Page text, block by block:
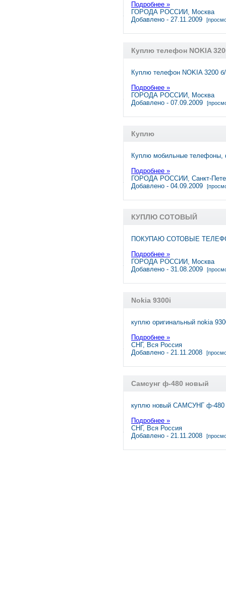
Подробнее »
ГОРОДА РОССИИ, Москва
Добавлено - 27.11.2009
Куплю телефон NOKIA
Куплю телефон NOKIA 3200
Подробнее »
ГОРОДА РОССИИ, Москва
Добавлено - 07.09.2009
Куплю
Куплю мобильные телефоны,
Подробнее »
ГОРОДА РОССИИ, Санкт-
Добавлено - 04.09.2009
КУПЛЮ СОТОВЫЙ
ПОКУПАЮ СОТОВЫЕ
Подробнее »
ГОРОДА РОССИИ, Москва
Добавлено - 31.08.2009
Nokia 9300i
куплю оригинальный nokia
Подробнее »
СНГ, Вся Россия
Добавлено - 21.11.2008
Самсунг ф-480 новый
куплю новый САМСУНГ ф-480
Подробнее »
СНГ, Вся Россия
Добавлено - 21.11.2008